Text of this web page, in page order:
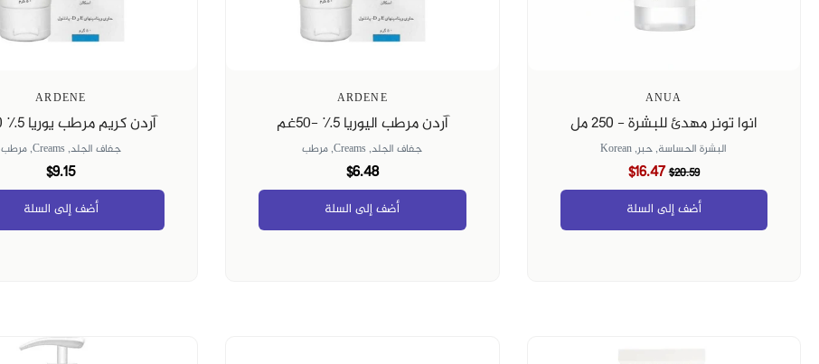
ANUA
انوا تونر مهدئ للبشرة - 250 مل
البشرة الحساسة,حبر,Korean
$20.59
$16.47
أضف إلى السلة
ARDENE
آردن مرطب اليوريا ٥٪؜ -٥٠غم
جفاف الجلد,Creams, مرطب
$6.48
أضف إلى السلة
ARDENE
آردن كريم مرطب يوريا 5٪ 50 غم
جفاف الجلد,Creams, مرطب
$9.15
أضف إلى السلة